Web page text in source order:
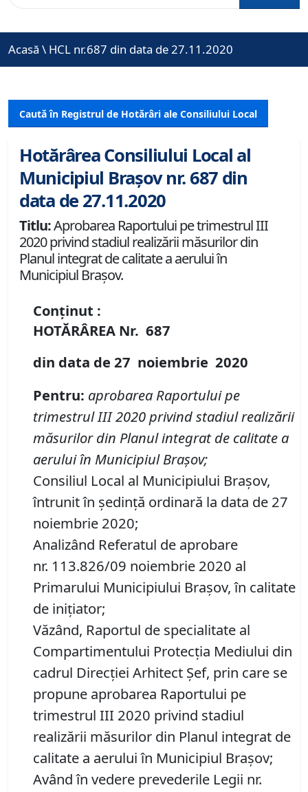
Acasă \ HCL nr.687 din data de 27.11.2020
Caută în Registrul de Hotărâri ale Consiliului Local
Hotărârea Consiliului Local al
Municipiul Brașov nr. 687 din
data de 27.11.2020
Titlu:Aprobarea Raportului pe trimestrul III
2020 privind stadiul realizării măsurilor din
Planul integrat de calitate a aerului în
Municipiul Braşov.
Conținut :
HOTĂRÂREA Nr. 687
din data de 27 noiembrie 2020
Pentru: aprobarea Raportului pe
trimestrul III 2020 privind stadiul realizării
măsurilor din Planul integrat de calitate a
aerului în Municipiul Braşov;
Consiliul Local al Municipiului Brașov,
întrunit în ședință ordinară la data de 27
noiembrie 2020;
Analizând Referatul de aprobare
nr. 113.826/09 noiembrie 2020 al
Primarului Municipiului Braşov, în calitate
de inițiator;
Văzând, Raportul de specialitate al
Compartimentului Protecţia Mediului din
cadrul Direcției Arhitect Șef, prin care se
propune aprobarea Raportului pe
trimestrul III 2020 privind stadiul
realizării măsurilor din Planul integrat de
calitate a aerului în Municipiul Braşov;
Având în vedere prevederile Legii nr.